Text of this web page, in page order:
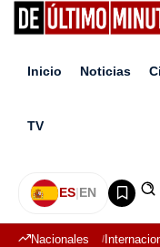
Inicio Noticias
TV
ES|EN
Nacionales